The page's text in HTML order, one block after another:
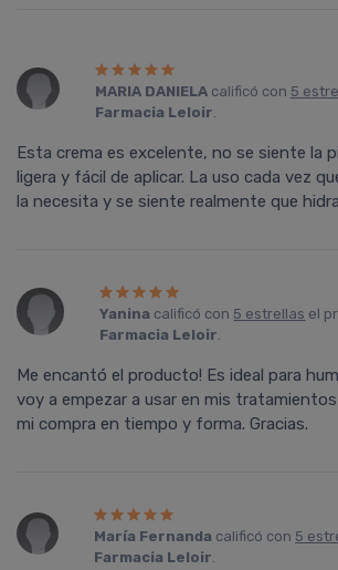
MARIA DANIELAcalificó con 5
Farmacia Leloir.
Esta crema es excelente, no se siente la
ligera y fácil de aplicar. La uso cada vez
la necesita y se siente realmente que
Yanina calificó con 5 estrellas el
Farmacia Leloir.
Me encantó el producto! Es ideal para
voy a empezar a usar en mis
mi compra en tiempo y forma. Gracias.
María Fernanda calificó con 5
Farmacia Leloir.